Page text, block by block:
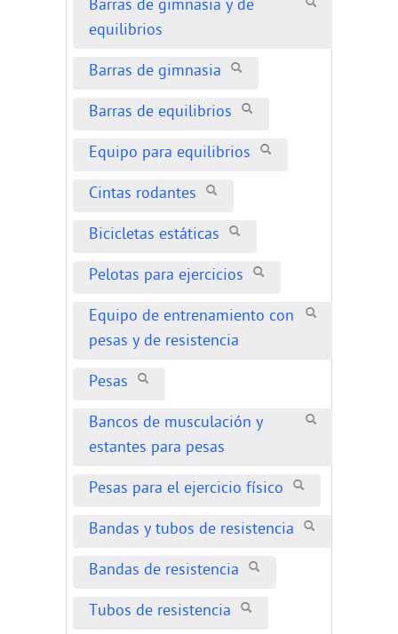
Barras de gimnasia y de
equilibrios
Barras de gimnasia
Barras de equilibrios
Equipo para equilibrios
Cintas rodantes
Bicicletas estáticas
Pelotas para ejercicios
Equipo de entrenamiento con
pesas y de resistencia
Pesas
Bancos de musculación y
estantes para pesas
Pesas para el ejercicio físico
Bandas y tubos de resistencia
Bandas de resistencia
Tubos de resistencia